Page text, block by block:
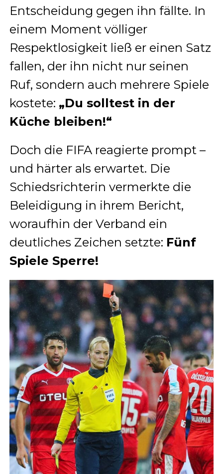
Entscheidung gegen ihn fällte. In
einem Moment völliger
Respektlosigkeit ließ er einen Satz
fallen, der ihn nicht nur seinen
Ruf, sondern auch mehrere Spiele
kostete: „Du solltest in der
Küche bleiben!“
Doch die FIFA reagierte prompt –
und härter als erwartet. Die
Schiedsrichterin vermerkte die
Beleidigung in ihrem Bericht,
woraufhin der Verband ein
deutliches Zeichen setzte: Fünf
Spiele Sperre!